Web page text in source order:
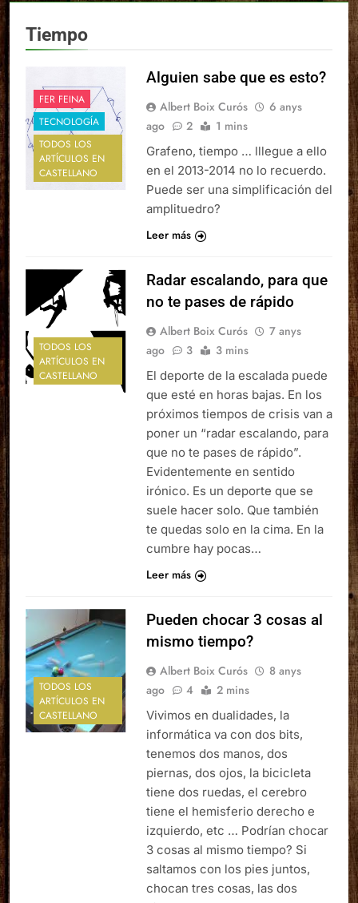
Tiempo
FER FEINA
TECNOLOGÍA
TODOS LOS
ARTÍCULOS EN
CASTELLANO
Alguien sabe que es esto?
Albert Boix Curós
6 anys
ago
2 1 mins
Grafeno, tiempo … lllegue a ello
en el 2013-2014 no lo recuerdo.
Puede ser una simplificación del
amplituedro?
Leer más
TODOS LOS
ARTÍCULOS EN
CASTELLANO
Radar escalando, para que
no te pases de rápido
Albert Boix Curós
7 anys
ago
3 3 mins
El deporte de la escalada puede
que esté en horas bajas. En los
próximos tiempos de crisis van a
poner un “radar escalando, para
que no te pases de rápido”.
Evidentemente en sentido
irónico. Es un deporte que se
suele hacer solo. Que también
te quedas solo en la cima. En la
cumbre hay pocas…
Leer más
TODOS LOS
ARTÍCULOS EN
CASTELLANO
Pueden chocar 3 cosas al
mismo tiempo?
Albert Boix Curós
8 anys
ago
4 2 mins
Vivimos en dualidades, la
informática va con dos bits,
tenemos dos manos, dos
piernas, dos ojos, la bicicleta
tiene dos ruedas, el cerebro
tiene el hemisferio derecho e
izquierdo, etc … Podrían chocar
3 cosas al mismo tiempo? Si
saltamos con los pies juntos,
chocan tres cosas, las dos